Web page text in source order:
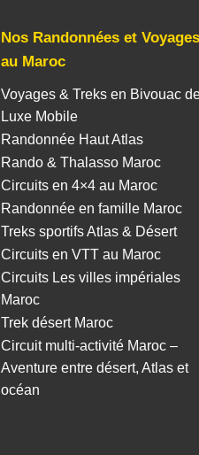
Nos Randonnées et Voyages
au Maroc
Voyages & Treks en Bivouac
Luxe Mobile
Randonnée Haut Atlas
Rando & Thalasso Maroc
Circuits en 4×4 au Maroc
Randonnée en famille Maroc
Treks sportifs Atlas & Désert
Circuits en VTT au Maroc
Circuits Les villes impériales
Maroc
Trek désert Maroc
Circuit multi-activité Maroc –
Aventure entre désert, Atlas et
océan